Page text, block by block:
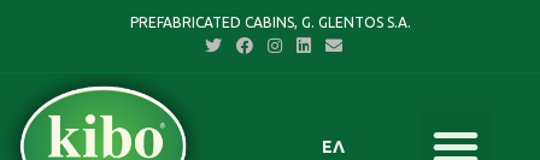
PREFABRICATED CABINS, G. GLENTOS S.A.
ΕΛ